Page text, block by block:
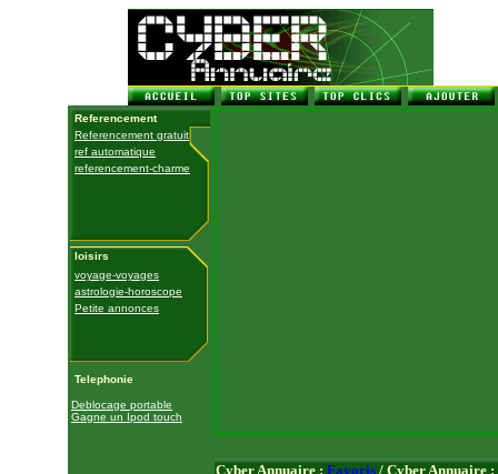
Referencement
Referencement gratuit
ref automatique
referencement-charme
loisirs
voyage-voyages
astrologie-horoscope
Petite annonces
Telephonie
Deblocage portable
Gagne un Ipod touch
Cyber Annuaire : Favoris / Cyber Annuaire :